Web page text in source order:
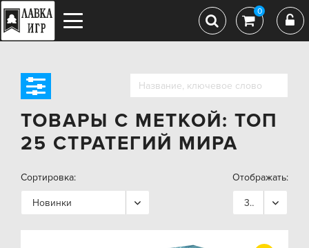
0
ТОВАРЫ С МЕТКОЙ: ТОП
25 СТРАТЕГИЙ МИРА
Сортировка:
Новинки
Отображать:
36